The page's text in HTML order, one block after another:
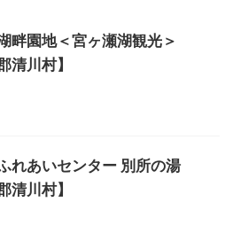
畔園地＜宮ヶ瀬湖観光＞
清川村】
れあいセンター 別所の湯
清川村】